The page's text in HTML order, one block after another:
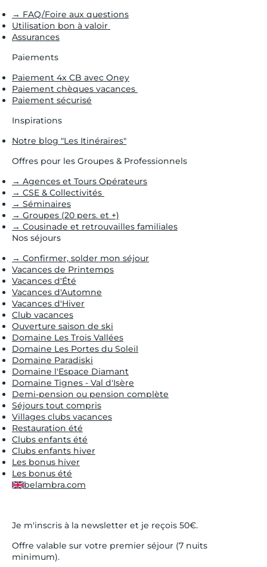
→ FAQ/Foire aux questions
Utilisation bon à valoir
Assurances
Paiements
Paiement 4x CB avec Oney
Paiement chèques vacances
Paiement sécurisé
Inspirations
Notre blog "Les Itinéraires"
Offres pour les Groupes & Professionnels
→ Agences et Tours Opérateurs
→ CSE & Collectivités
→ Séminaires
→ Groupes (20 pers. et +)
→ Cousinade et retrouvailles familiales
Nos séjours
→ Confirmer, solder mon séjour
Vacances de Printemps
Vacances d'Été
Vacances d'Automne
Vacances d'Hiver
Club vacances
Ouverture saison de ski
Domaine Les Trois Vallées
Domaine Les Portes du Soleil
Domaine Paradiski
Domaine l'Espace Diamant
Domaine Tignes - Val d'Isère
Demi-pension ou pension complète
Séjours tout compris
Villages clubs vacances
Restauration été
Clubs enfants été
Clubs enfants hiver
Les bonus hiver
Les bonus été
belambra.com
Je m'inscris à la newsletter et je reçois 50€.
Offre valable sur votre premier séjour (7 nuits
minimum).